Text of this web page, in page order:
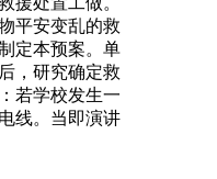
平安变乱的救
定本预案。单
，研究确定救
若学校发生一
线。当即演讲